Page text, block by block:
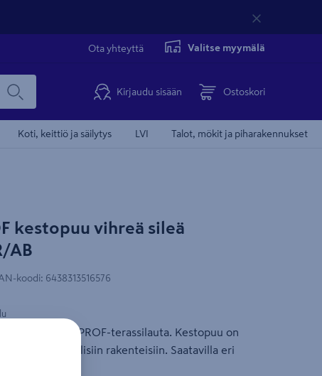
Ota yhteyttä Valitse myymälä
Kirjaudu sisään Ostoskori
Koti, keittiö ja säilytys LVI Talot, mökit ja piharakennukset
kestopuu vihreä sileä
AB
koodi: 6438313516576
PROF-terassilauta. Kestopuu on
yläpuolisiin rakenteisiin. Saatavilla eri